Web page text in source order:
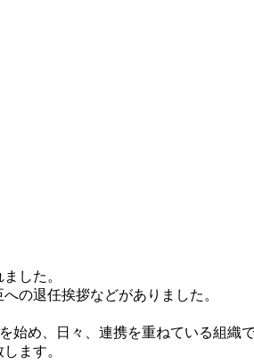
した。
の退任挨拶などがありました。
め、日々、連携を重ねている組織で
ます。